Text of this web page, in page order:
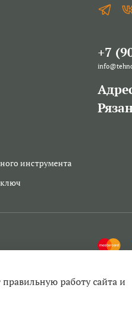
инструмента
ключ
+7
для триммеров,
работу сайта и